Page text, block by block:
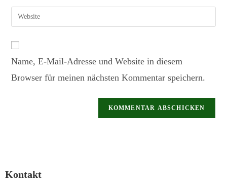
Name, E-Mail-Adresse und Website in diesem
Browser für meinen nächsten Kommentar speichern.
Kontakt